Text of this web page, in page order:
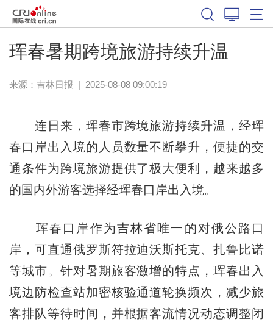
珲春暑期跨境旅游持续升温
来源： 吉林日报 | 2025-08-08 09:00:19
连日来，珲春市跨境旅游持续升温，经珲
春口岸出入境的人员数量不断攀升，便捷的交
通条件为跨境旅游提供了极大便利，越来越多
的国内外游客选择经珲春口岸出入境。
珲春口岸作为吉林省唯一的对俄公路口
岸，可直通俄罗斯符拉迪沃斯托克、扎鲁比诺
等城市。针对暑期旅客激增的特点，珲春出入
境边防检查站加密核验通道轮换频次，减少旅
客排队等待时间，并根据客流情况动态调整闭